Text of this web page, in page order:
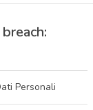
Personali